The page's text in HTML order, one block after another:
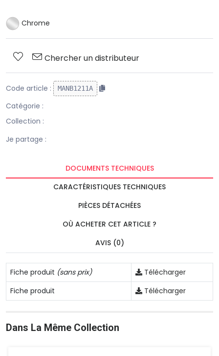
Chrome
Chercher un distributeur
Code article : MANB1211A
Catégorie :
Collection :
Je partage :
DOCUMENTS TECHNIQUES
CARACTÉRISTIQUES TECHNIQUES
PIÈCES DÉTACHÉES
OÙ ACHETER CET ARTICLE ?
AVIS (0)
Fiche produit (sans prix)
Télécharger
Fiche produit
Télécharger
Dans La Même Collection